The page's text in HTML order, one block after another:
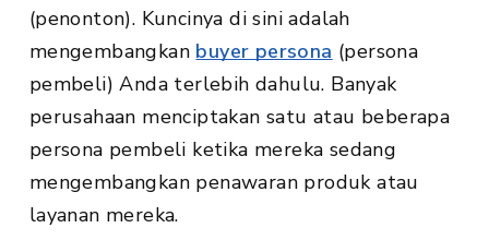
(penonton). Kuncinya di sini adalah
mengembangkan buyer persona (persona
pembeli) Anda terlebih dahulu. Banyak
perusahaan menciptakan satu atau beberapa
persona pembeli ketika mereka sedang
mengembangkan penawaran produk atau
layanan mereka.